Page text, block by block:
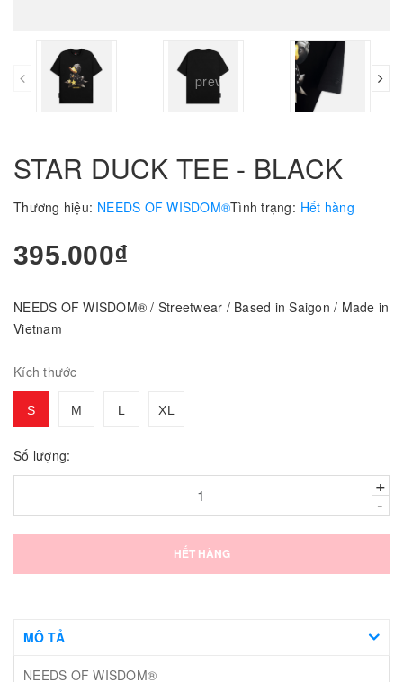
prev
STAR DUCK TEE - BLACK
Thương hiệu: NEEDS OF WISDOM®Tình trạng: Hết hàng
395.000₫
NEEDS OF WISDOM® / Streetwear / Based in Saigon / Made in
Vietnam
Kích thước
S M L XL
Số lượng:
+
-
HẾT HÀNG
MÔ TẢ
NEEDS OF WISDOM®